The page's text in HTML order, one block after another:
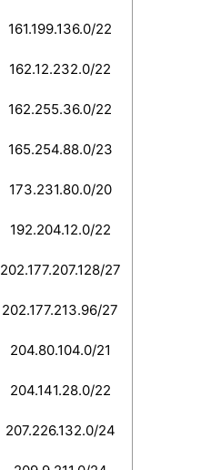
161.199.136.0/22
162.12.232.0/22
162.255.36.0/22
165.254.88.0/23
173.231.80.0/20
192.204.12.0/22
202.177.207.128/27
202.177.213.96/27
204.80.104.0/21
204.141.28.0/22
207.226.132.0/24